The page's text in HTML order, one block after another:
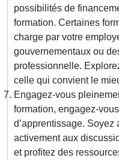
possibilités de
formation. Certaines
charge par votre
gouvernementaux ou
professionnelle.
celle qui convient le
Engagez-vous
formation, engagez-
d’apprentissage.
activement aux
et profitez des